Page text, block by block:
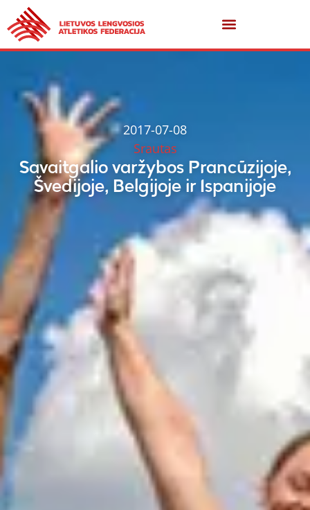
2017-07-08
Srautas
Savaitgalio varžybos Prancūzijoje,
Švedijoje, Belgijoje ir Ispanijoje